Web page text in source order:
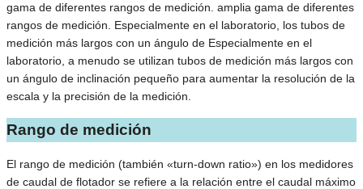
gama de diferentes rangos de medición. amplia gama de diferentes
rangos de medición. Especialmente en el laboratorio, los tubos de
medición más largos con un ángulo de Especialmente en el
laboratorio, a menudo se utilizan tubos de medición más largos con
un ángulo de inclinación pequeño para aumentar la resolución de la
escala y la precisión de la medición.
Rango de medición
El rango de medición (también «turn-down ratio») en los medidores
de caudal de flotador se refiere a la relación entre el caudal máximo